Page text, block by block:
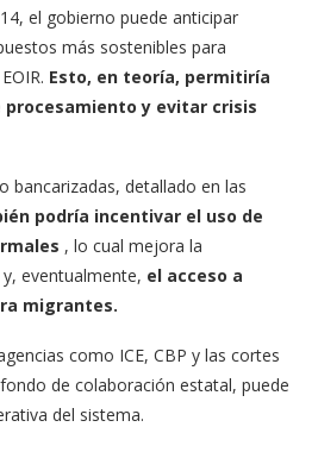
el gobierno puede anticipar
más sostenibles para
Esto, en teoría, permitiría
y evitar crisis
bancarizadas, detallado en las
podría incentivar el uso de
, lo cual mejora la
eventualmente, el acceso a
migrantes.
como ICE, CBP y las cortes
de colaboración estatal, puede
del sistema.